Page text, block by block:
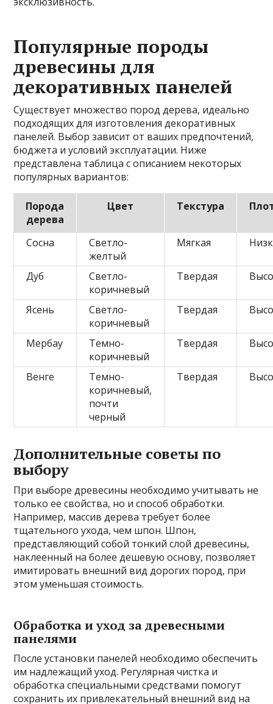
Популярные породы
древесины для
декоративных панелей
Существует множество пород дерева, идеально
подходящих для изготовления декоративных
панелей. Выбор зависит от ваших предпочтений,
бюджета и условий эксплуатации. Ниже
представлена таблица с описанием некоторых
популярных вариантов:
Порода
дерева
Цвет Текстура
Сосна
Светло-
желтый
Мягкая
Дуб
Светло-
коричневый
Твердая
Ясень
Светло-
коричневый
Твердая
Мербау
Темно-
коричневый
Твердая
Венге
Темно-
коричневый,
почти
черный
Твердая
Дополнительные советы по
выбору
При выборе древесины необходимо учитывать не
только ее свойства, но и способ обработки.
Например, массив дерева требует более
тщательного ухода, чем шпон. Шпон,
представляющий собой тонкий слой древесины,
наклеенный на более дешевую основу, позволяет
имитировать внешний вид дорогих пород, при
этом уменьшая стоимость.
Обработка и уход за древесными
панелями
После установки панелей необходимо обеспечить
им надлежащий уход. Регулярная чистка и
обработка специальными средствами помогут
сохранить их привлекательный внешний вид на